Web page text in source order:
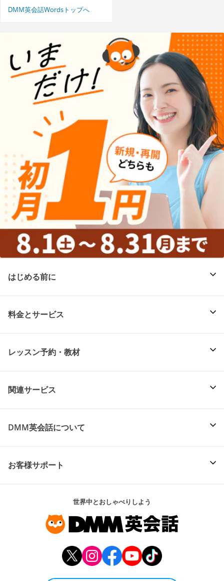
DMM英会話Wordsトップへ
はじめる前に
料金とサービス
レッスン予約・教材
関連サービス
DMM英会話について
お客様サポート
世界中とおしゃべりしよう